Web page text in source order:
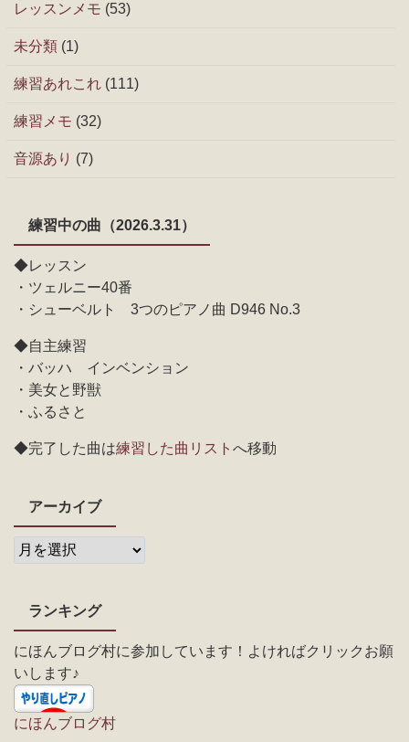
レッスンメモ (53)
未分類 (1)
練習あれこれ (111)
練習メモ (32)
音源あり (7)
練習中の曲（2026.3.31）
◆レッスン
・ツェルニー40番
・シューベルト 3つのピアノ曲 D946 No.3
◆自主練習
・バッハ インベンション
・美女と野獣
・ふるさと
◆完了した曲は練習した曲リスト へ移動
アーカイブ
ランキング
にほんブログ村に参加しています！よければクリックお願
いします♪
にほんブログ村